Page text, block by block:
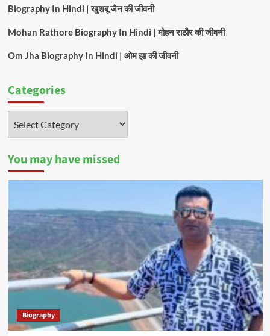
Biography In Hindi | खुशबू जैन की जीवनी
Mohan Rathore Biography In Hindi | मोहन राठौर की जीवनी
Om Jha Biography In Hindi | ओम झा की जीवनी
Categories
You may have missed
Biography